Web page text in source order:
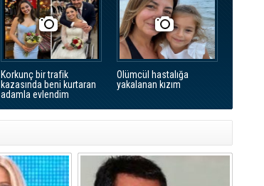
Korkunç bir trafik
kazasında beni kurtaran
adamla evlendim
Olümcül hastalığa
yakalanan kızım